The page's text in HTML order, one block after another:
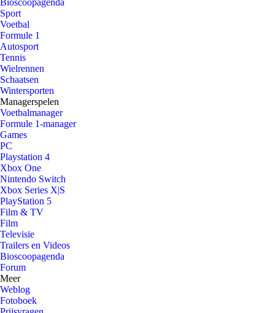
Bioscoopagenda
Sport
Voetbal
Formule 1
Autosport
Tennis
Wielrennen
Schaatsen
Wintersporten
Managerspelen
Voetbalmanager
Formule 1-manager
Games
PC
Playstation 4
Xbox One
Nintendo Switch
Xbox Series X|S
PlayStation 5
Film & TV
Film
Televisie
Trailers en Videos
Bioscoopagenda
Forum
Meer
Weblog
Fotoboek